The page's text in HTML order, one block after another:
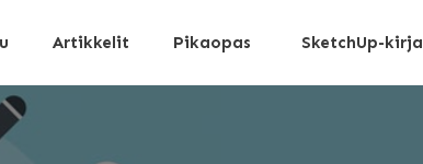
Artikkelit Pikaopas SketchUp-kirja